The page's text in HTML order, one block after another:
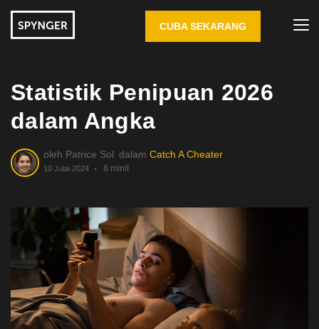
CUBA SEKARANG
Statistik Penipuan 2026
dalam Angka
oleh Patrice Sol dalam Catch A Cheater
10 Julai 2024 8 minit